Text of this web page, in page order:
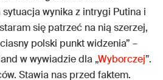
sytuacja wynika z intrygi Putina i
się patrzeć na nią szerzej,
polski punkt widzenia” –
w wywiadzie dla „Wyborczej”.
Stawia nas przed faktem.